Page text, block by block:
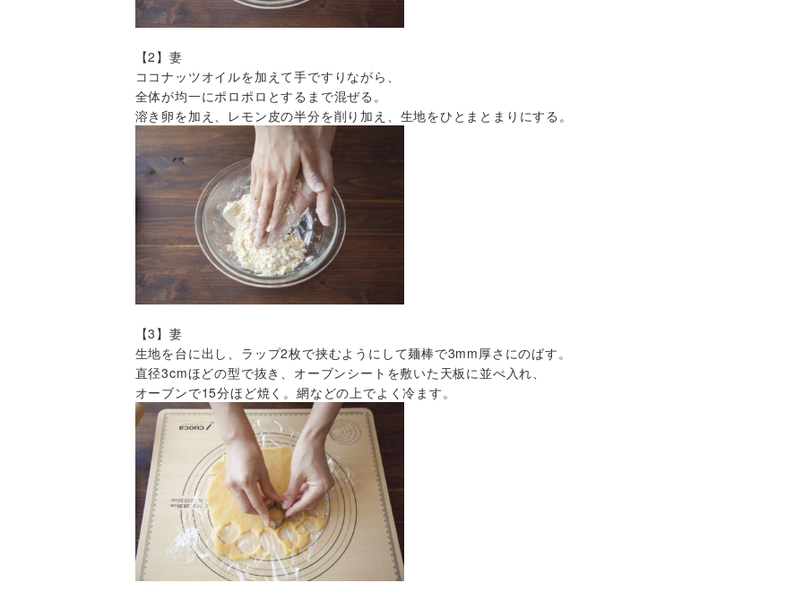
【2】妻
ココナッツオイルを加えて手ですりながら、
全体が均一にポロポロとするまで混ぜる。
溶き卵を加え、レモン皮の半分を削り加え、生地をひとまとまりにする。
【3】妻
生地を台に出し、ラップ2枚で挟むようにして麺棒で3mm厚さにのばす。
直径3cmほどの型で抜き、オーブンシートを敷いた天板に並べ入れ、
オーブンで15分ほど焼く。網などの上でよく冷ます。